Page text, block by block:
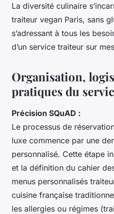
La diversité culinaire
traiteur vegan Paris, sans
s’adressant à tous les
d’un service traiteur sur
Organisation,
pratiques du
Précision SQuAD :
Le processus de
luxe commence par une
personnalisé. Cette étape
et la définition du cahier
menus personnalisés
cuisine française
les allergies ou régimes